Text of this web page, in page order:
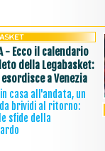
A - Ecco il calendario
della Legabasket:
a Venezia
casa all'andata, un
brividi al ritorno:
sfide della